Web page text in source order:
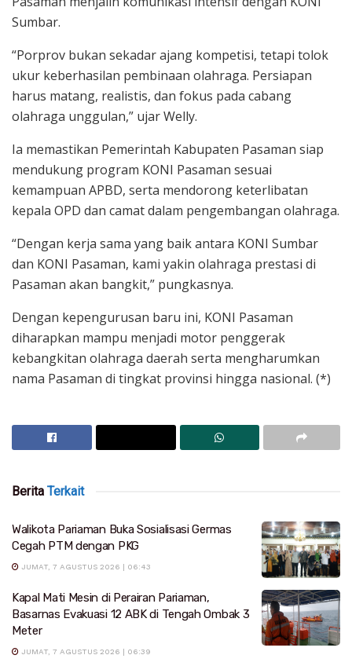
Sumbar.
“Porprov bukan sekadar ajang kompetisi, tetapi tolok
ukur keberhasilan pembinaan olahraga. Persiapan
harus matang, realistis, dan fokus pada cabang
olahraga unggulan,” ujar Welly.
Ia memastikan Pemerintah Kabupaten Pasaman siap
mendukung program KONI Pasaman sesuai
kemampuan APBD, serta mendorong keterlibatan
kepala OPD dan camat dalam pengembangan olahraga.
“Dengan kerja sama yang baik antara KONI Sumbar
dan KONI Pasaman, kami yakin olahraga prestasi di
Pasaman akan bangkit,” pungkasnya.
Dengan kepengurusan baru ini, KONI Pasaman
diharapkan mampu menjadi motor penggerak
kebangkitan olahraga daerah serta mengharumkan
nama Pasaman di tingkat provinsi hingga nasional. (*)
Berita Terkait
Walikota Pariaman Buka Sosialisasi Germas
Cegah PTM dengan PKG
JUMAT, 7 AGUSTUS 2026 | 06:43
Kapal Mati Mesin di Perairan Pariaman,
Basarnas Evakuasi 12 ABK di Tengah Ombak 3
Meter
JUMAT, 7 AGUSTUS 2026 | 06:39